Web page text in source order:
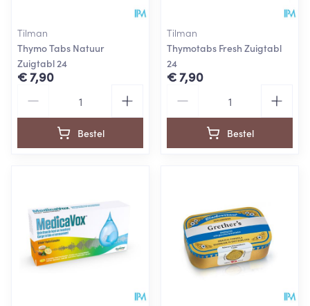
Tilman
Thymo Tabs Natuur
Zuigtabl 24
€ 7,90
Bestel
Tilman
Thymotabs Fresh Zuigtabl
24
€ 7,90
Bestel